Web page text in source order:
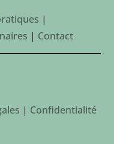
|
| Contact
| Confidentialité